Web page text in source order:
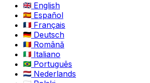
English
Español
Français
Deutsch
Română
Italiano
Português
Nederlands